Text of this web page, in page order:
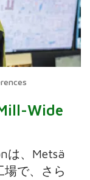
Wide
は、Metsä
で、さら